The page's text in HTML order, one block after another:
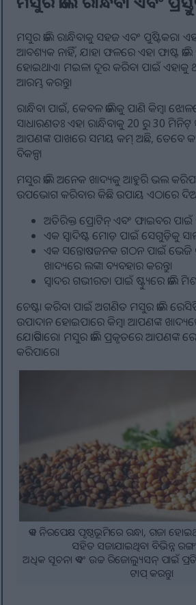
ମସୁର ଡାଲି ରାନ୍ଧିବାକୁ ସହଜ ଏବଂ ପୁଷ୍ଟିକର।
ଆବଶ୍ୟକ ନାହିଁ, ଯାହା ଫଳରେ ଏହା ଫାଷ୍ଟ
ହୋଇଥାଏ। ମଇଳା ଦୂର କରିବା ପାଇଁ ଏହାକୁ
ଆରମ୍ଭ କରନ୍ତୁ।
ରାନ୍ଧିବା ପାଇଁ, କେବଳ ଡାଲିକୁ ପାଣି କିମ୍ବା
ସାଧାରଣତଃ ଏହା ରାନ୍ଧିବାକୁ 20 ରୁ 30
ଆପଣଙ୍କ ପାଖରେ ସମୟ କମ୍ ଅଛି, ତେବେ
ବିକଳ୍ପ।
ମସୁର ଡାଲି ଅନେକ ଖାଦ୍ୟକୁ ଆହୁରି ଭଲ
ଉପଭୋଗ କରିବାର କିଛି ଉପାୟ ଏଠାରେ
ଅତିରିକ୍ତ ପ୍ରୋଟିନ୍ ଏବଂ ଫାଇବର ପାଇଁ
ଏକ ସ୍ୱାଦିଷ୍ଟ ମୋଡ଼ ପାଇଁ ସେଗୁଡ଼ିକୁ
ଏକ ସନ୍ତୋଷଜନକ ଗଠନ ପାଇଁ ଭେଜି
ଖାଦ୍ୟରେ ଲଙ୍କା ବ୍ୟବହାର କରନ୍ତୁ।
ସ୍ୱାଦର ଗଭୀରତା ପାଇଁ ଷ୍ଟ୍ୟୁରେ ଡାଲି
ଚେଷ୍ଟା କରିବା ପାଇଁ ଅଗଣିତ ମସୁର ଡାଲି
ଉପାଦାନ ହୋଇପାରେ କିମ୍ବା ଆପଣଙ୍କ
ଯୋଡିପାରେ। ମସୁର ଡାଲି ପ୍ରକୃତରେ ଆପଣଙ୍କ
କରିପାରେ।
ଏକ ନିରପେକ୍ଷ ପୃଷ୍ଠଭୂମିରେ ରନ୍ଧା, ଗଜା
ସହିତ ସଜାଯାଇଥିବା ବିଭିନ୍ନ
ଅଧିକ ସୂଚନା ଏବଂ ଉଚ୍ଚ ରିଜୋଲ୍ୟୁସନ୍ ପାଇଁ
ଟାପ୍ କରନ୍ତୁ।